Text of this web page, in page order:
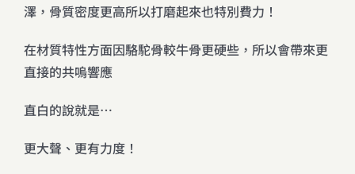
澤，骨質密度更高所以打磨起來也特別費力！
在材質特性方面因駱駝骨較牛骨更硬些，所以會帶來更
直接的共嗚響應
直白的說就是…
更大聲、更有力度！